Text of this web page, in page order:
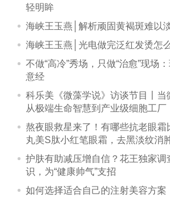
轻明眸
海峡王玉燕│解析顽固黄褐斑难以
海峡王玉燕│光电做完泛红发烫怎
不做“高冷”秀场，只做“治愈”现场
意经
科乐美《微藻学说》访谈节目丨当
从极端生命智慧到产业级细胞工厂
熬夜眼救星来了！有哪些抗老眼霜
丸美S肽小红笔眼霜，去黑淡纹消
护肤有助减压增自信？花王独家调
识，为“健康帅气”支招
如何选择适合自己的注射美容方案